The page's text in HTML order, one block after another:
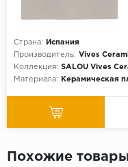
Страна:
Испания
Производитель: Vives
Коллекция: SALOU Vives
Материала:
Керамическая
Похожие